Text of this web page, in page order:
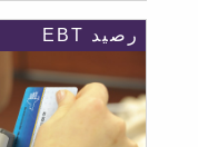
رصيد EBT